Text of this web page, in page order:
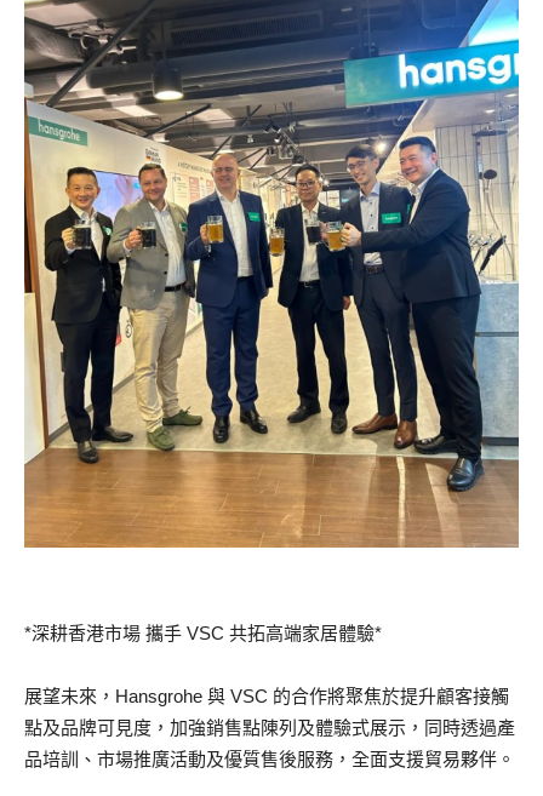
*深耕香港市場 攜手 VSC 共拓高端家居體驗*
展望未來，Hansgrohe 與 VSC 的合作將聚焦於提升顧客接觸
點及品牌可見度，加強銷售點陳列及體驗式展示，同時透過產
品培訓、市場推廣活動及優質售後服務，全面支援貿易夥伴。